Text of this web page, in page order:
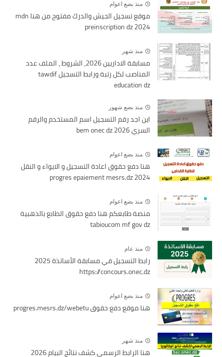
منذ بضع اعوام
موقع تسجيل الجيش والدرك مفتوح من هنا mdn
preinscription dz 2024
منذ شهر
مسابقة الاداريين 2026, الشروط ، الملف عدد
المناصب لكل رتبة ورابط التسجيل tawdif
education dz
منذ بضع شهور
اين اجد رقم التسجيل اسم المستخدم والرقم
السري bem onec dz 2026
منذ بضع اعوام
هنا دفع حقوق اعادة التسجيل و الايواء و النقل
2024 progres epaiement mesrs.dz
منذ بضع اعوام
منصة طابعكم هنا دفع حقوق الطابع بالذهبية
tabioucom mf gov dz
منذ عام
رابط التسجيل في مسابقة الأساتذة 2025
https://concours.onec.dz
منذ بضع اعوام
هنا موقع دفع حقوق progres.mesrs.dz/webetu
منذ شهر
هنا الرابط الرسمي كشف نتائج البيام 2026